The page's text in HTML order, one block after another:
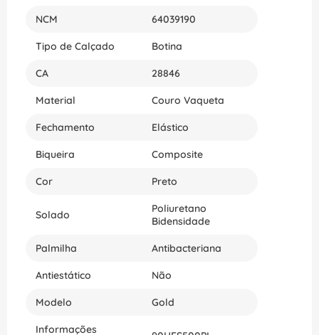
NCM 64039190
Tipo de Calçado Botina
CA 28846
Material Couro Vaqueta
Fechamento Elástico
Biqueira Composite
Cor Preto
Solado
Poliuretano
Bidensidade
Palmilha Antibacteriana
Antiestático Não
Modelo Gold
Informações